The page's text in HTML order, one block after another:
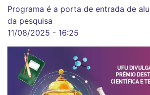
Programa é a porta de entrada de
da pesquisa
11/08/2025 - 16:25